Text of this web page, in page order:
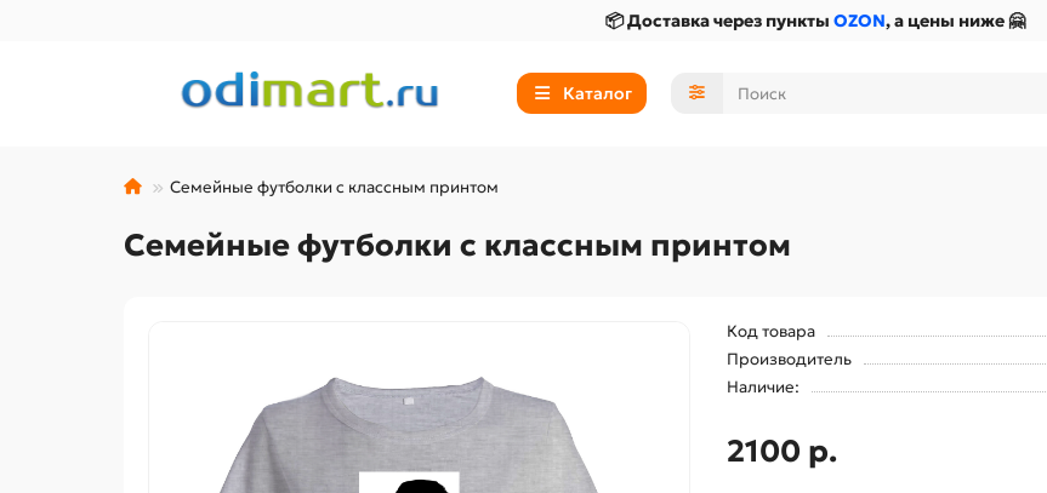
📦 Доставка через пункты OZON, а цены ниже 🤗
Каталог
Семейные футболки с классным принтом
Семейные футболки с классным принтом
Код товара
Производитель
Наличие:
2100 р.